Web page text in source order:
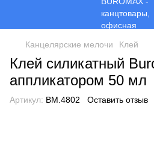
Канцелярские мелочи Клей
Клей силикатный
аппликатором 50 мл
Артикул: BM.4802 Оставить отзыв